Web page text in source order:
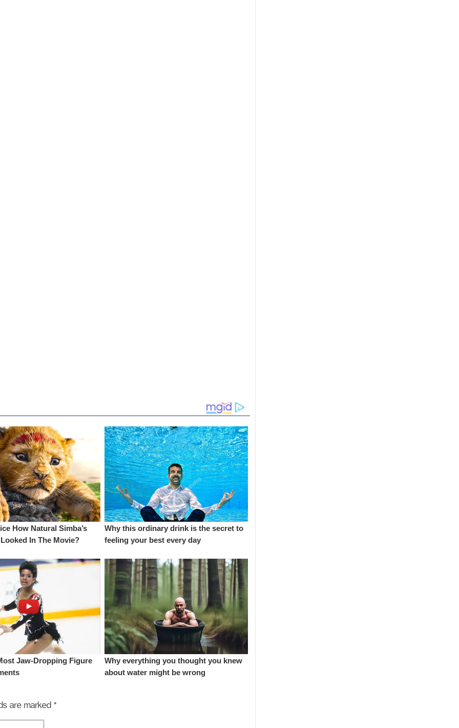
are marked *